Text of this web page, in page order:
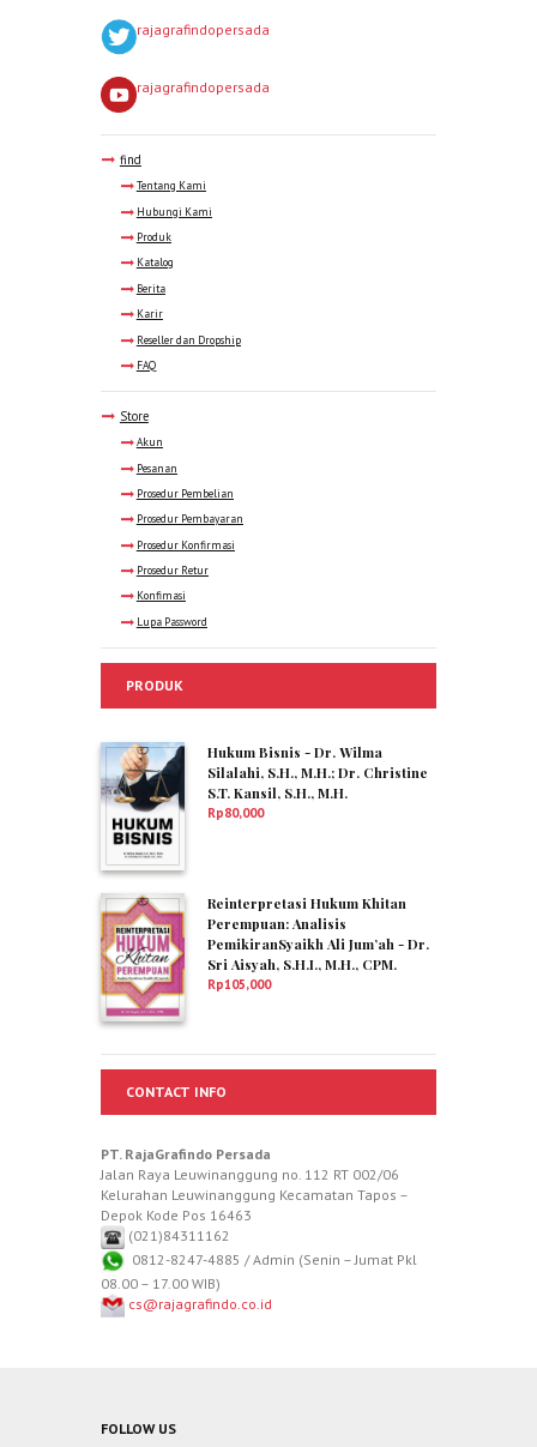
rajagrafindopersada
rajagrafindopersada
find
Tentang Kami
Hubungi Kami
Produk
Katalog
Berita
Karir
Reseller dan Dropship
FAQ
Store
Akun
Pesanan
Prosedur Pembelian
Prosedur Pembayaran
Prosedur Konfirmasi
Prosedur Retur
Konfimasi
Lupa Password
PRODUK
Hukum Bisnis - Dr. Wilma
Silalahi, S.H., M.H.; Dr. Christine
S.T. Kansil, S.H., M.H.
Rp80,000
Reinterpretasi Hukum Khitan
Perempuan: Analisis
PemikiranSyaikh Ali Jum’ah - Dr.
Sri Aisyah, S.H.I., M.H., CPM.
Rp105,000
CONTACT INFO
PT. RajaGrafindo Persada
Jalan Raya Leuwinanggung no. 112 RT 002/06
Kelurahan Leuwinanggung Kecamatan Tapos –
Depok Kode Pos 16463
(021)84311162
0812-8247-4885 / Admin (Senin – Jumat Pkl
08.00 – 17.00 WIB)
cs@rajagrafindo.co.id
FOLLOW US